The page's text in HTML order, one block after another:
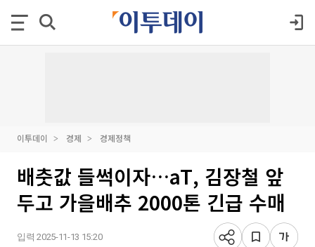
이투데이 경제 경제정책
배춧값 들썩이자…aT, 김장철 앞
두고 가을배추 2000톤 긴급 수매
입력 2025-11-13 15:20